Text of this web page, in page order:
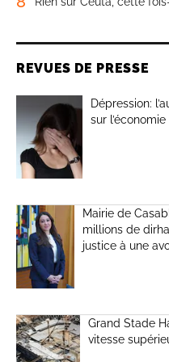
REVUES DE PRESSE
Dépression:
sur l’économie
Mairie de
millions de
justice à une
Grand Stade
vitesse